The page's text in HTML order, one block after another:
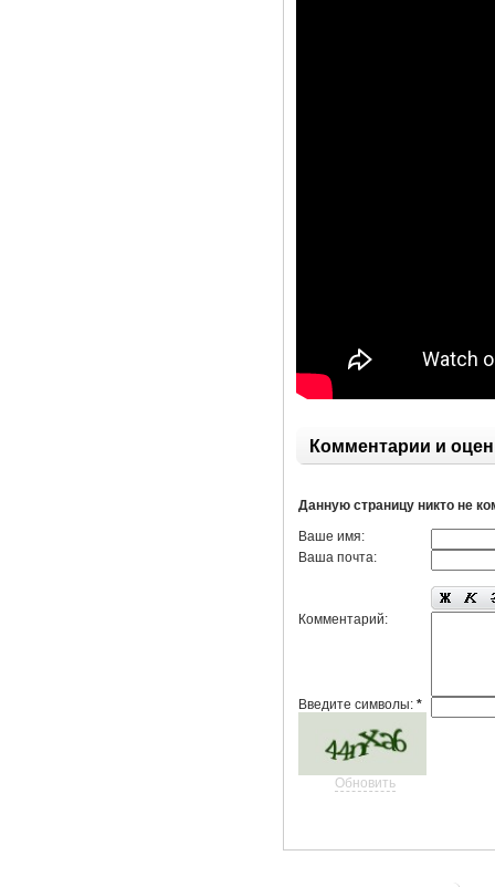
Комментарии и
Данную страницу никто не
Ваше имя:
Ваша почта:
Комментарий:
Введите символы:*
Обновить